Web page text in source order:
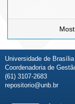
Universidade de
Coordenadoria de
(61) 3107-2683
repositorio@unb.br